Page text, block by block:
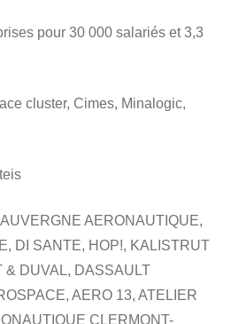
pour 30 000 salariés et 3,3
cluster, Cimes, Minalogic,
AERONAUTIQUE,
DI SANTE, HOP!, KALISTRUT
& DUVAL, DASSAULT
AERO 13, ATELIER
CLERMONT-